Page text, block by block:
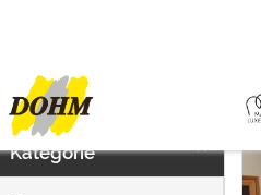
NEWS &
Kategorie